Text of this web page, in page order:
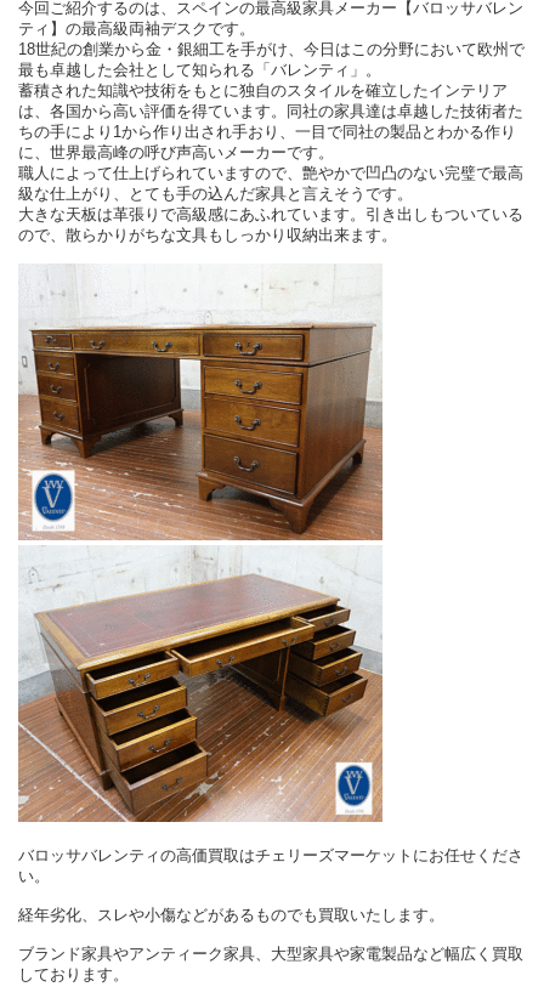
今回ご紹介するのは、スペインの最高級家具メーカー【バロッサバレン
ティ】の最高級両袖デスクです。
18世紀の創業から金・銀細工を手がけ、今日はこの分野において欧州で
最も卓越した会社として知られる「バレンティ」。
蓄積された知識や技術をもとに独自のスタイルを確立したインテリア
は、各国から高い評価を得ています。同社の家具達は卓越した技術者た
ちの手により1から作り出され手おり、一目で同社の製品とわかる作り
に、世界最高峰の呼び声高いメーカーです。
職人によって仕上げられていますので、艶やかで凹凸のない完璧で最高
級な仕上がり、とても手の込んだ家具と言えそうです。
大きな天板は革張りで高級感にあふれています。引き出しもついている
ので、散らかりがちな文具もしっかり収納出来ます。
バロッサバレンティの高価買取はチェリーズマーケットにお任せくださ
い。
経年劣化、スレや小傷などがあるものでも買取いたします。
ブランド家具やアンティーク家具、大型家具や家電製品など幅広く買取
しております。